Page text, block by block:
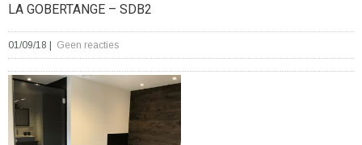
LA GOBERTANGE – SDB2
01/09/18 Geen reacties